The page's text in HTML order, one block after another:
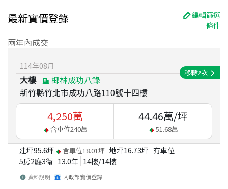
最新實價登錄
編輯篩選
條件
兩年內成交
114年08月
大樓
椰林成功八錄
新竹縣竹北市成功八路110號十四樓
移轉2次
4,250萬
含車位240萬
44.46萬/坪
51.68萬
建坪95.6坪 含車位18.01坪 地坪16.73坪 有車位
5房2廳3衛 13.0年 14樓/14樓
資料說明 內政部實價登錄